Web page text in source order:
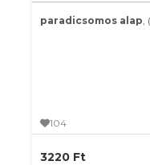
paradicsomos alap,
104
3220 Ft